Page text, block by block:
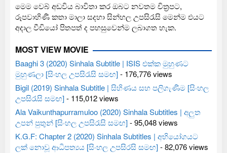
මෙම වෙබ් අඩවිය බාවිතා කර ඔබට නවතම චිත්‍රපට,
රූපවාහිණී කතා මාලා සදහා සින්හල උපසිරැසි මෙන්ම එයට
අදාල වීඩියෝ පිතපත් ද පහසුවෙන්ම ලබාගත හැක.
MOST VIEW MOVIE
Baaghi 3 (2020) Sinhala Subtitle | ISIS එක්ක මුහුණට
මුහුණලා [සිංහල උපසිරැසි සමඟ]- 176,776 views
Bigil (2019) Sinhala Subtitle | සිහිණය සහ පලිගැණීම [සිංහල
උපසිරැසි සමඟ]- 115,012 views
Ala Vaikunthapurramuloo (2020) Sinhala Subtitles | අලුත
උපන් පුතුන් [සිංහල උපසිරැසි සමඟ]- 95,048 views
K.G.F: Chapter 2 (2020) Sinhala Subtitles | අභියෝගයට
ලක් නොවූ ආධිපත්‍යය [සිංහල උපසිරසි සමඟ]- 82,076 views